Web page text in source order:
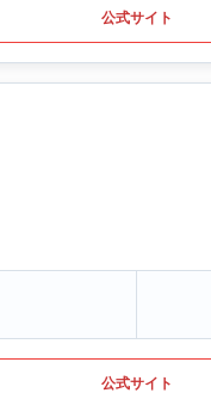
公式サイト
公式サイト